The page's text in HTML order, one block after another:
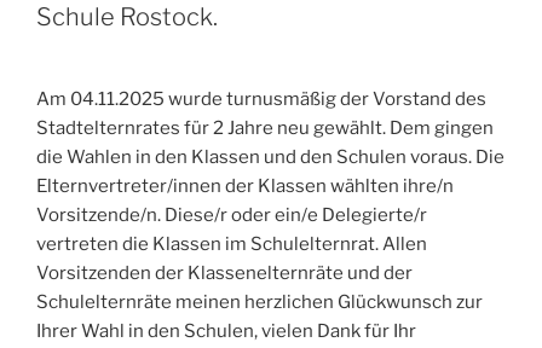
Schule Rostock.
Am 04.11.2025 wurde turnusmäßig der Vorstand des
Stadtelternrates für 2 Jahre neu gewählt. Dem gingen
die Wahlen in den Klassen und den Schulen voraus. Die
Elternvertreter/innen der Klassen wählten ihre/n
Vorsitzende/n. Diese/r oder ein/e Delegierte/r
vertreten die Klassen im Schulelternrat. Allen
Vorsitzenden der Klassenelternräte und der
Schulelternräte meinen herzlichen Glückwunsch zur
Ihrer Wahl in den Schulen, vielen Dank für Ihr